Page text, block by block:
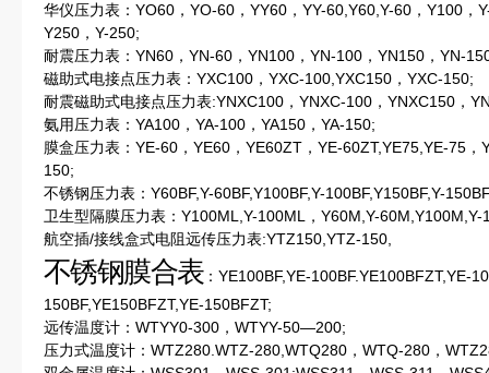
华仪压力表：YO60，YO-60，YY60，YY-60,Y60,Y-60，Y100，
Y250，Y-250;
耐震压力表：YN60，YN-60，YN100，YN-100，YN150，YN-
磁助式电接点压力表：YXC100，YXC-100,YXC150，YXC-150;
耐震磁助式电接点压力表:YNXC100，YNXC-100，YNXC150，
氨用压力表：YA100，YA-100，YA150，YA-150;
膜盒压力表：YE-60，YE60，YE60ZT，YE-60ZT,YE75,YE-75
150;
不锈钢压力表：Y60BF,Y-60BF,Y100BF,Y-100BF,Y150BF,Y-
卫生型隔膜压力表：Y100ML,Y-100ML，Y60M,Y-60M,Y100M,Y-
航空插/接线盒式电阻远传压力表:YTZ150,YTZ-150,
不锈钢膜合表：YE100BF,YE-100BF.YE100BFZT,YE-
150BF,YE150BFZT,YE-150BFZT;
远传温度计：WTYY0-300，WTYY-50—200;
压力式温度计：WTZ280.WTZ-280,WTQ280，WTQ-280，